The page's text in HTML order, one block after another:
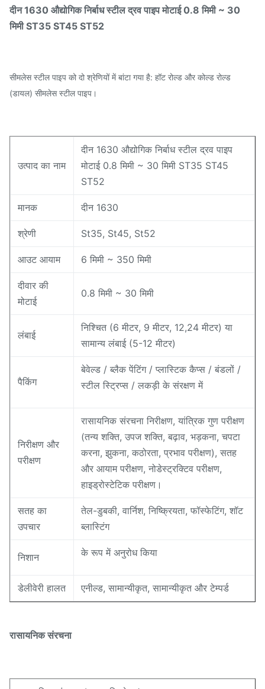
दीन 1630 औद्योगिक निर्बाध स्टील द्रव पाइप मोटाई 0.8 मिमी ~ 30
मिमी ST35 ST45 ST52
सीमलेस स्टील पाइप को दो श्रेणियों में बांटा गया है: हॉट रोल्ड और कोल्ड रोल्ड
(डायल) सीमलेस स्टील पाइप।
उत्पाद का नाम
दीन 1630 औद्योगिक निर्बाध स्टील द्रव पाइप
मोटाई 0.8 मिमी ~ 30 मिमी ST35 ST45
ST52
मानक दीन 1630
श्रेणी St35, St45, St52
आउट आयाम 6 मिमी ~ 350 मिमी
दीवार की
मोटाई
0.8 मिमी ~ 30 मिमी
लंबाई
निश्चित (6 मीटर, 9 मीटर, 12,24 मीटर) या
सामान्य लंबाई (5-12 मीटर)
पैकिंग
बेवेल्ड / ब्लैक पेंटिंग / प्लास्टिक कैप्स / बंडलों /
स्टील स्ट्रिप्स / लकड़ी के संरक्षण में
निरीक्षण और
परीक्षण
रासायनिक संरचना निरीक्षण, यांत्रिक गुण परीक्षण
(तन्य शक्ति, उपज शक्ति, बढ़ाव, भड़कना, चपटा
करना, झुकना, कठोरता, प्रभाव परीक्षण), सतह
और आयाम परीक्षण, नोडेस्ट्रक्टिव परीक्षण,
हाइड्रोस्टेटिक परीक्षण।
सतह का
उपचार
तेल-डुबकी, वार्निश, निष्क्रियता, फॉस्फेटिंग, शॉट
ब्लास्टिंग
निशान के रूप में अनुरोध किया
डेलीवेरी हालत एनील्ड, सामान्यीकृत, सामान्यीकृत और टेम्पर्ड
रासायनिक संरचना